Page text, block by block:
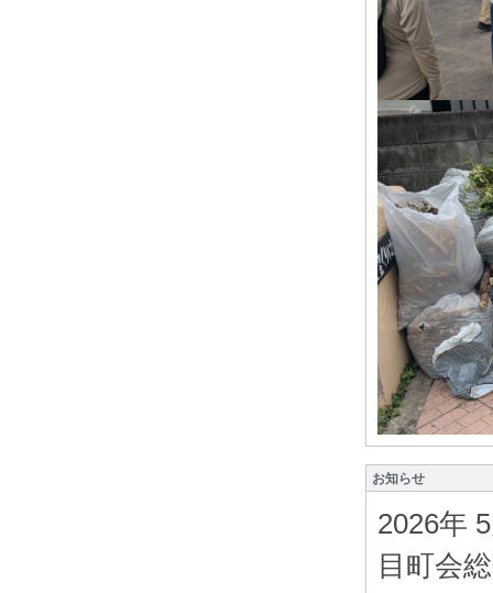
お知らせ
2026年
目町会